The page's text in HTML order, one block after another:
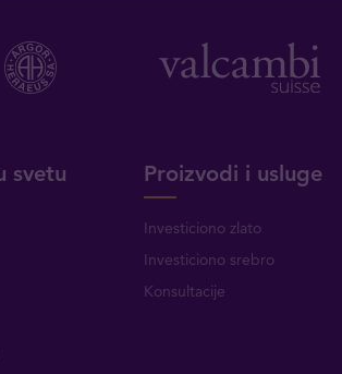
svetu Proizvodi i usluge
Investiciono zlato
Investiciono srebro
Konsultacije